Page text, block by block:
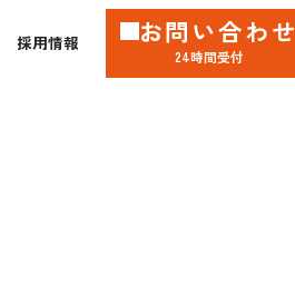
採用情報 お問い合わせ
24時間受付